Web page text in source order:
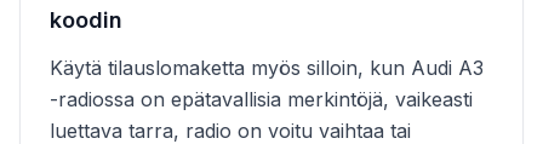
koodin
Käytä tilauslomaketta myös silloin, kun Audi A3
-radiossa on epätavallisia merkintöjä, vaikeasti
luettava tarra, radio on voitu vaihtaa tai